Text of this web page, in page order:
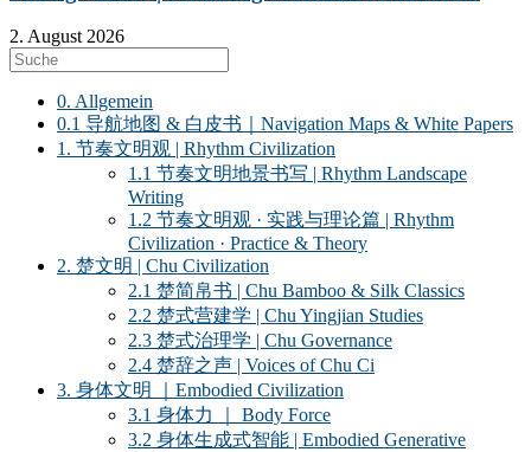
2. August 2026
0. Allgemein
0.1 导航地图 & 白皮书｜Navigation Maps & White Papers
1. 节奏文明观 | Rhythm Civilization
1.1 节奏文明地景书写 | Rhythm Landscape
Writing
1.2 节奏文明观 · 实践与理论篇 | Rhythm
Civilization · Practice & Theory
2. 楚文明 | Chu Civilization
2.1 楚简帛书 | Chu Bamboo & Silk Classics
2.2 楚式营建学 | Chu Yingjian Studies
2.3 楚式治理学 | Chu Governance
2.4 楚辞之声 | Voices of Chu Ci
3. 身体文明 ｜Embodied Civilization
3.1 身体力 ｜ Body Force
3.2 身体生成式智能 | Embodied Generative